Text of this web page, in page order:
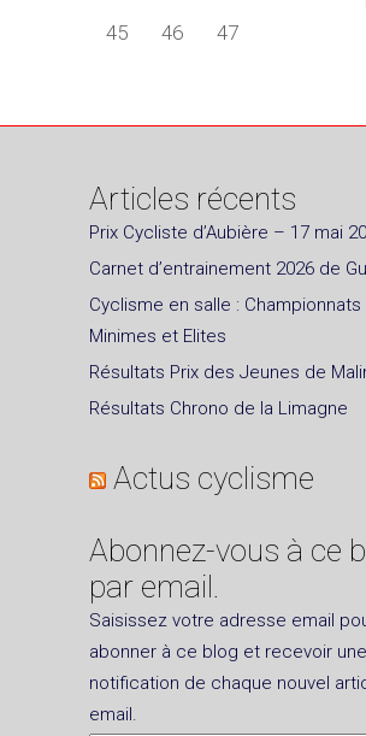
45
46 47
Articles récents
Prix Cycliste d’Aubière – 17 mai
Carnet d’entrainement 2026 de
Cyclisme en salle :
Minimes et Elites
Résultats Prix des Jeunes de
Résultats Chrono de la Limagne
Actus cyclisme
Abonnez-vous à ce
par email.
Saisissez votre adresse email
abonner à ce blog et recevoir une
notification de chaque nouvel
email.